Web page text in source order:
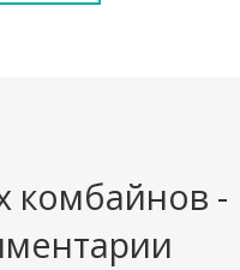
комбайнов -